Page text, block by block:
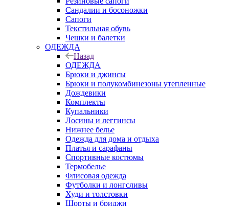
Сандалии и босоножки
Сапоги
Текстильная обувь
Чешки и балетки
ОДЕЖДА
Назад
ОДЕЖДА
Брюки и джинсы
Брюки и полукомбинезоны утепленные
Дождевики
Комплекты
Купальники
Лосины и леггинсы
Нижнее белье
Одежда для дома и отдыха
Платья и сарафаны
Спортивные костюмы
Термобелье
Флисовая одежда
Футболки и лонгсливы
Худи и толстовки
Шорты и бриджи